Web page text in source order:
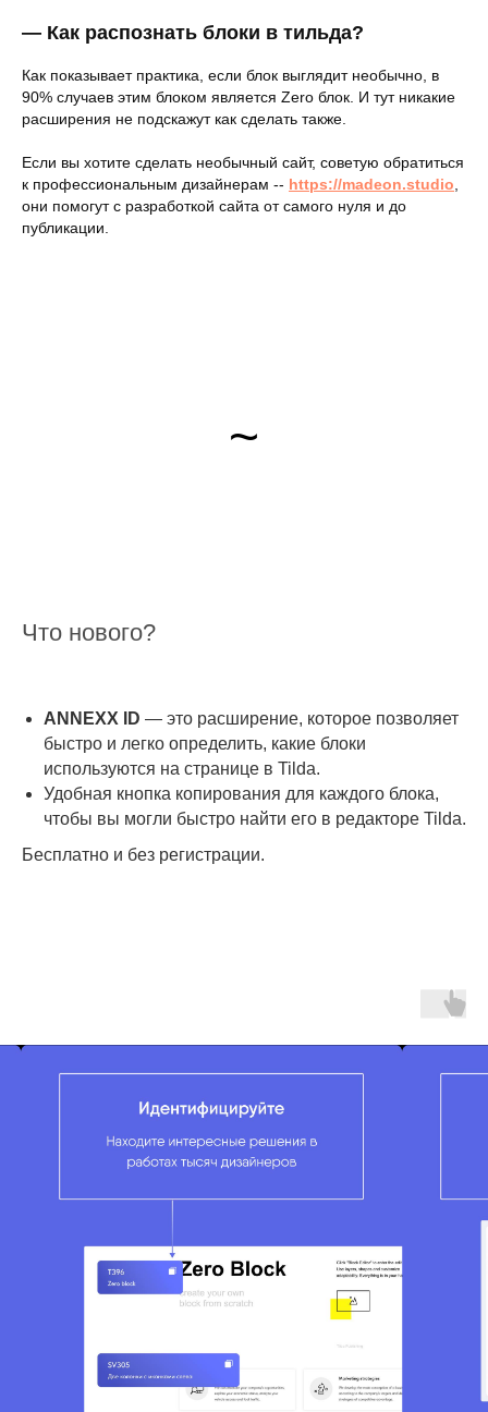
— Как распознать блоки в тильда?
Как показывает практика, если блок выглядит необычно, в
90% случаев этим блоком является Zero блок. И тут никакие
расширения не подскажут как сделать также.
Если вы хотите сделать необычный сайт, советую обратиться
к профессиональным дизайнерам -- https://madeon.studio
они помогут с разработкой сайта от самого нуля и до
публикации.
~
Что нового?
ANNEXX ID — это расширение, которое позволяет
быстро и легко определить, какие блоки
используются на странице в Tilda.
Удобная кнопка копирования для каждого блока,
чтобы вы могли быстро найти его в редакторе Tilda.
Бесплатно и без регистрации.